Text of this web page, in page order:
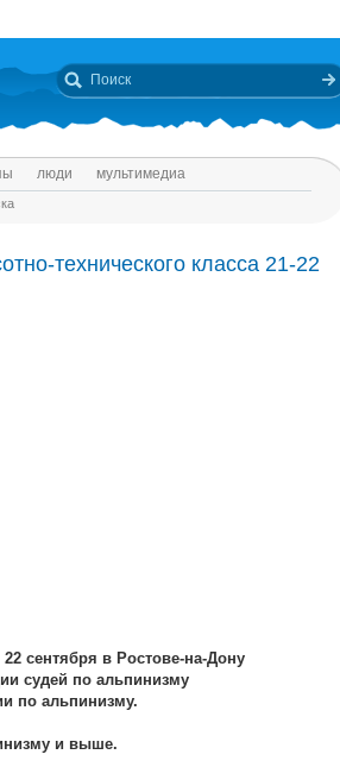
люди мультимедиа
технического класса 21-22
сентября в Ростове-на-Дону
судей по альпинизму
по альпинизму.
и выше.